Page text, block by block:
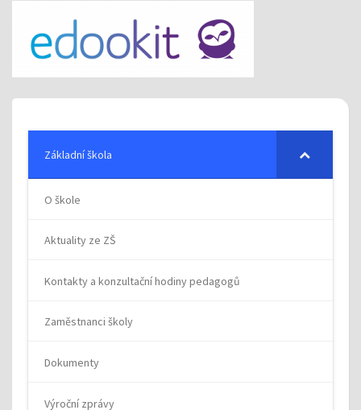
Základní škola
O škole
Aktuality ze ZŠ
Kontakty a konzultační hodiny pedagogů
Zaměstnanci školy
Dokumenty
Výroční zprávy